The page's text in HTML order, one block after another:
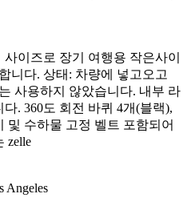
이즈로 장기 여행용 작은사이
니다. 상태: 차량에 넣고오고
사용하지 않았습니다. 내부 라
. 360도 회전 바퀴 4개(블랙),
및 수하물 고정 벨트 포함되어
zelle
Angeles